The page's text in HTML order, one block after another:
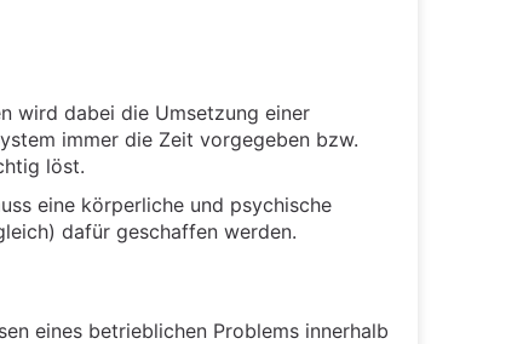
wird dabei die Umsetzung einer
immer die Zeit vorgegeben bzw.
löst.
eine körperliche und psychische
dafür geschaffen werden.
eines betrieblichen Problems innerhalb